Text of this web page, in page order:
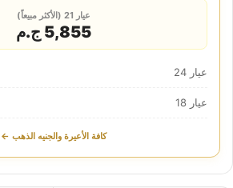
عيار 21 (الأكثر مبيعاً)
5,855 ج.م
عيار 24
عيار 18
كافة الأعيرة والجنيه الذهب ←